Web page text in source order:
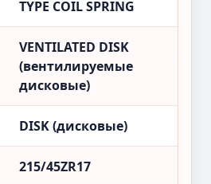
TYPE COIL SPRING
VENTILATED DISK
(вентилируемые
дисковые)
DISK (дисковые)
215/45ZR17